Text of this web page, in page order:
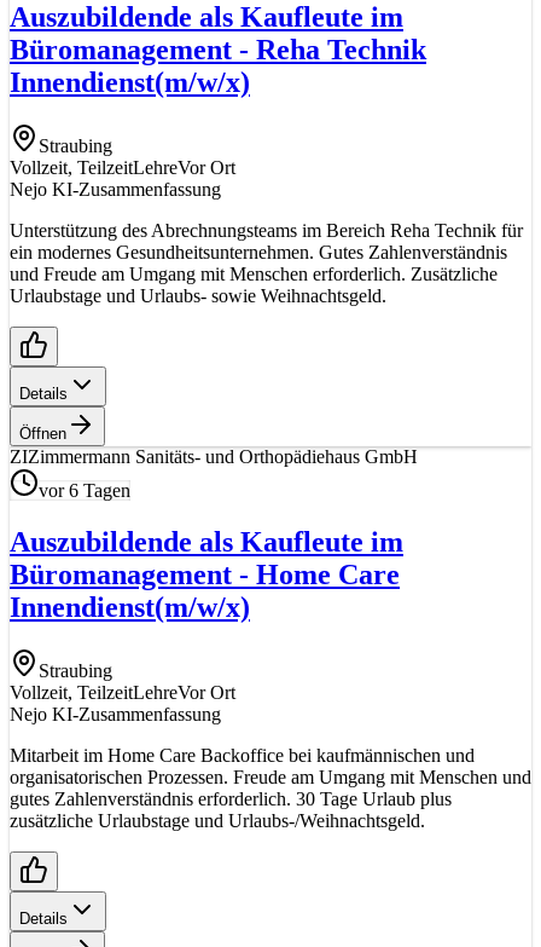
Auszubildende als Kaufleute im
Büromanagement - Reha Technik
Innendienst(m/w/x)
Straubing
Vollzeit, TeilzeitLehreVor Ort
Nejo KI-Zusammenfassung
Unterstützung des Abrechnungsteams im Bereich Reha Technik für
ein modernes Gesundheitsunternehmen. Gutes Zahlenverständnis
und Freude am Umgang mit Menschen erforderlich. Zusätzliche
Urlaubstage und Urlaubs- sowie Weihnachtsgeld.
Details
Öffnen
ZIZimmermann Sanitäts- und Orthopädiehaus GmbH
vor 6 Tagen
Auszubildende als Kaufleute im
Büromanagement - Home Care
Innendienst(m/w/x)
Straubing
Vollzeit, TeilzeitLehreVor Ort
Nejo KI-Zusammenfassung
Mitarbeit im Home Care Backoffice bei kaufmännischen und
organisatorischen Prozessen. Freude am Umgang mit Menschen und
gutes Zahlenverständnis erforderlich. 30 Tage Urlaub plus
zusätzliche Urlaubstage und Urlaubs-/Weihnachtsgeld.
Details